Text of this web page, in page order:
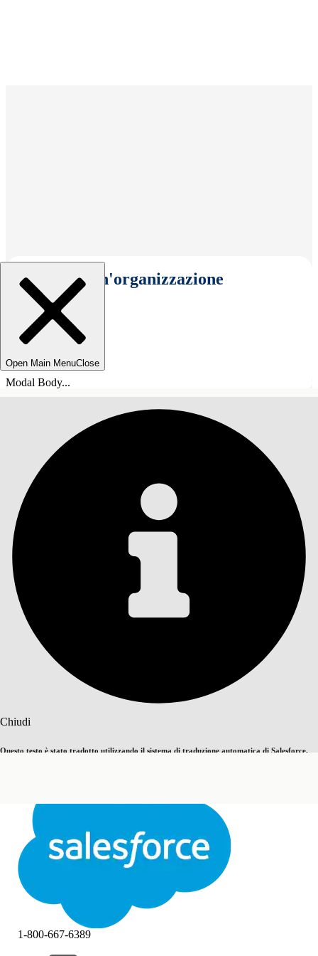
Seleziona un'organizzazione
Open Main MenuClose
Modal Body...
Chiudi
Questo testo è stato tradotto utilizzando il sistema di traduzione automatica di Salesforce.
Chiudi Chiudi
SOMMARIO
1-800-667-6389